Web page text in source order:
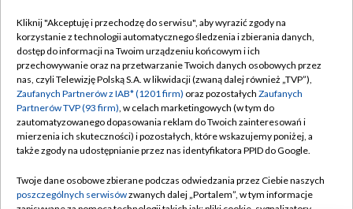
TVP
Abonament TVP
Emisja w TVP
Centrum informacji TVP
Naziemna Telewizja Cyfrowa
Rada Programowa
Regulamin TVP
Polityka prywatności
Moje zgody
Pomoc
Kontakt
Kliknij "Akceptuję i przechodzę do serwisu", aby wyrazić zgody na
korzystanie z technologii automatycznego śledzenia i zbierania danych,
dostęp do informacji na Twoim urządzeniu końcowym i ich
przechowywanie oraz na przetwarzanie Twoich danych osobowych przez
nas, czyli Telewizję Polską S.A. w likwidacji (zwaną dalej również „TVP”),
Zaufanych Partnerów z IAB* (1201 firm) oraz pozostałych Zaufanych
Partnerów TVP (93 firm), w celach marketingowych (w tym do
zautomatyzowanego dopasowania reklam do Twoich zainteresowań i
mierzenia ich skuteczności) i pozostałych, które wskazujemy poniżej, a
także zgody na udostępnianie przez nas identyfikatora PPID do Google.
Twoje dane osobowe zbierane podczas odwiedzania przez Ciebie naszych
poszczególnych serwisówzwanych dalej „Portalem”, w tym informacje